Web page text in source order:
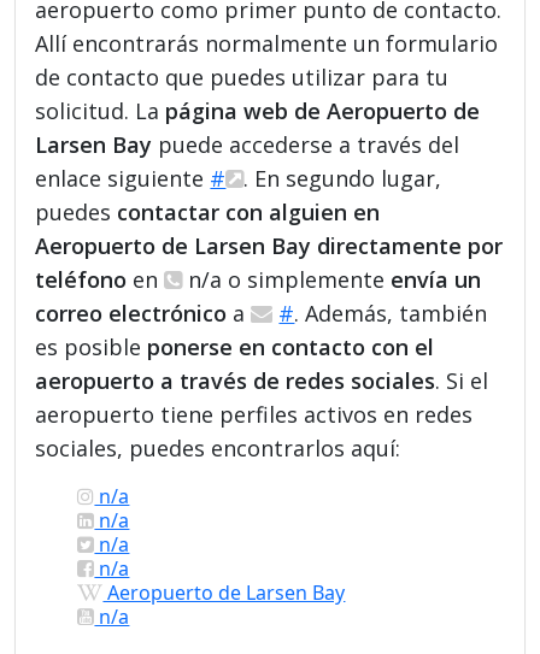
aeropuerto como primer punto de contacto.
Allí encontrarás normalmente un formulario
de contacto que puedes utilizar para tu
solicitud. La página web de Aeropuerto de
Larsen Bay puede accederse a través del
enlace siguiente #
. En segundo lugar,
puedes contactar con alguien en
Aeropuerto de Larsen Bay directamente por
teléfono en n/a o simplemente envía un
correo electrónico a #. Además, también
es posible ponerse en contacto con el
aeropuerto a través de redes sociales. Si el
aeropuerto tiene perfiles activos en redes
sociales, puedes encontrarlos aquí:
n/a
n/a
n/a
n/a
Aeropuerto de Larsen Bay
n/a